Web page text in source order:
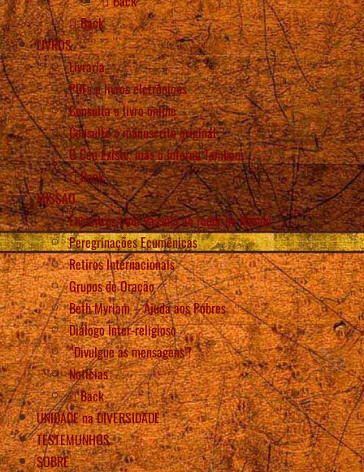
Back
LIVROS
Livraria
PDFs e livros eletrônicos
Consulta o livro online
Consulte o manuscrito original
O Céu Existe, mas o Inferno Também
Back
MISSÃO
Encontros com Vassula ao redor do Mundo
Peregrinações Ecumênicas
Retiros Internacionais
Grupos de Oração
Beth Myriam – Ajuda aos Pobres
Diálogo Inter-religioso
“Divulgue as mensagens”!
Notícias
Back
UNIDADE na DIVERSIDADE
TESTEMUNHOS
SOBRE